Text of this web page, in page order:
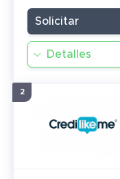
Detalles
Solicitar